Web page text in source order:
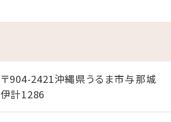
〒904-2421沖縄県うるま市与那城
伊計1286